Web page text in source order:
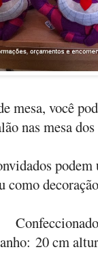
mesa, você
nas mesa
como
20 cm